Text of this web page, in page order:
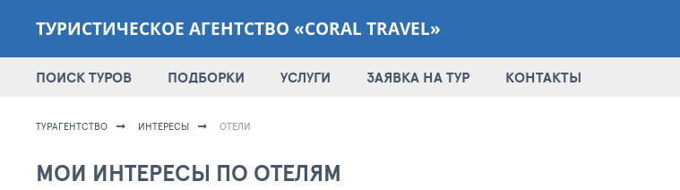
ТУРИСТИЧЕСКОЕ АГЕНТСТВО «CORAL TRAVEL»
ПОИСК ТУРОВ ПОДБОРКИ УСЛУГИ ЗАЯВКА НА ТУР КОНТАКТЫ
ТУРАГЕНТСТВО ИНТЕРЕСЫ ОТЕЛИ
МОИ ИНТЕРЕСЫ ПО ОТЕЛЯМ